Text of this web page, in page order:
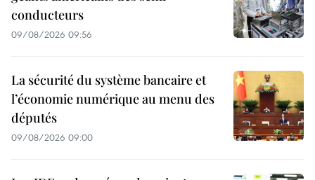
conducteurs
09/08/2026 09:56
La sécurité du système bancaire et
l’économie numérique au menu des
députés
09/08/2026 09:00